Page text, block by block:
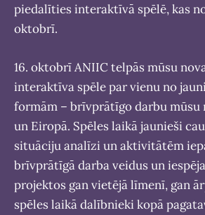
piedalīties interaktīvā spēlē, kas
oktobrī.
16. oktobrī ANIIC telpās mūsu
interaktīva spēle par vienu no
formām – brīvprātīgo darbu mūsu
un Eiropā. Spēles laikā jaunieši
situāciju analīzi un aktivitātēm
brīvprātīgā darba veidus un
projektos gan vietējā līmenī, gan
spēles laikā dalībnieki kopā